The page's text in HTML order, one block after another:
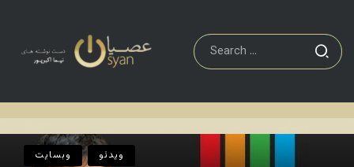
وبسایت ویدئو